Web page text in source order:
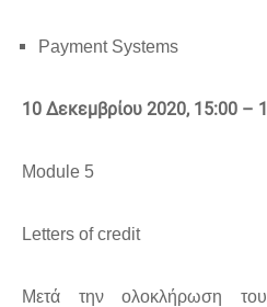
Payment Systems
10 Δεκεμβρίου 2020, 15:00 –
Module 5
Letters of credit
Μετά την ολοκλήρωση του